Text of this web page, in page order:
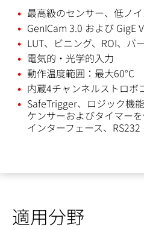
最高級のセンサー、低ノ
GenICam 3.0 および GigE
LUT、ビニング、ROI、バ
電気的・光学的入力
動作温度範囲：最大60°C
内蔵4チャンネルストロボ
SafeTrigger、ロジック機
ケンサーおよびタイマー
インターフェース、
適用分野